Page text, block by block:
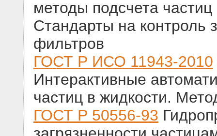
методы подсчета
Стандарты на контроль
фильтров
ГОСТ Р ИСО 11943-2010
Интерактивные
частиц в жидкости.
ГОСТ Р 50556-93